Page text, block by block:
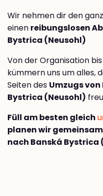
Wir nehmen dir den
einen reibungslosen
Bystrica (Neusohl)
Von der Organisation
kümmern uns um alles,
Seiten des Umzugs
Bystrica (Neusohl)
Füll am besten gleich
planen wir
nach Banská Bystrica